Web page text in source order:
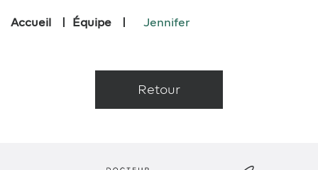
Accueil Équipe Jennifer
Retour